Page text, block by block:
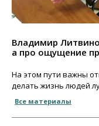
Владимир
а про ощущение
На этом пути важны
делать жизнь людей
Все материалы